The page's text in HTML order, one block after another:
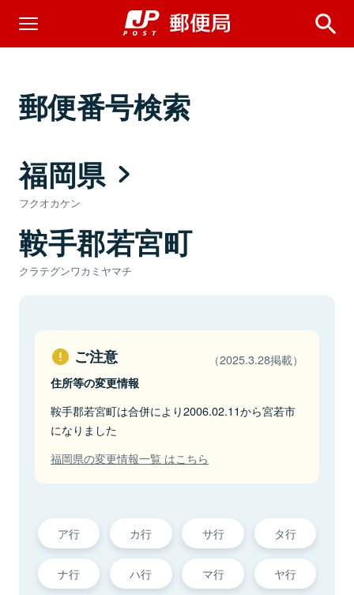
郵便番号検索
福岡県
フクオカケン
鞍手郡若宮町
クラテグンワカミヤマチ
ご注意 （2025.3.28掲載）
住所等の変更情報
鞍手郡若宮町は合併により2006.02.11から宮若市
になりました
福岡県の変更情報一覧 はこちら
ア行 カ行 サ行 タ行
ナ行 ハ行 マ行 ヤ行